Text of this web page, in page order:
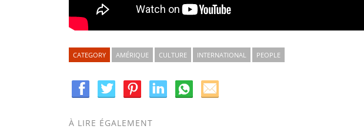
CATEGORY AMÉRIQUE CULTURE INTERNATIONAL PEOPLE
À LIRE ÉGALEMENT